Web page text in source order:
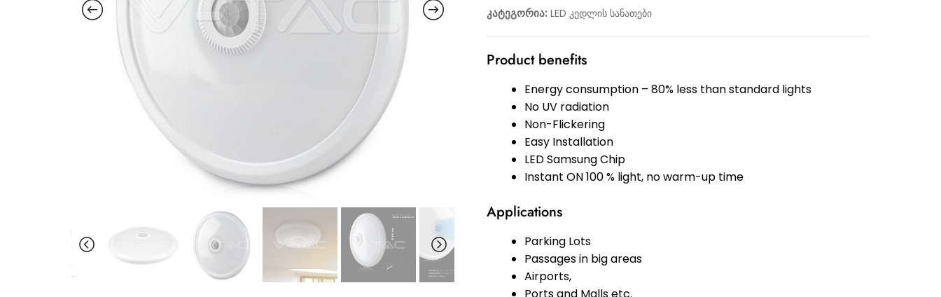
კატეგორია: LED კედლის სანათები
Product benefits
Energy consumption – 80% less than standard lights
No UV radiation
Non-Flickering
Easy Installation
LED Samsung Chip
Instant ON 100 % light, no warm-up time
Applications
Parking Lots
Passages in big areas
Airports,